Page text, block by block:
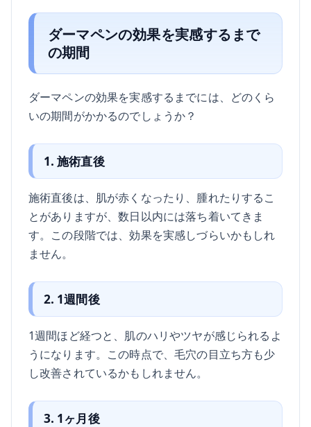
ダーマペンの効果を実感するまで
の期間
ダーマペンの効果を実感するまでには、どのくら
いの期間がかかるのでしょうか？
1. 施術直後
施術直後は、肌が赤くなったり、腫れたりするこ
とがありますが、数日以内には落ち着いてきま
す。この段階では、効果を実感しづらいかもしれ
ません。
2. 1週間後
1週間ほど経つと、肌のハリやツヤが感じられるよ
うになります。この時点で、毛穴の目立ち方も少
し改善されているかもしれません。
3. 1ヶ月後